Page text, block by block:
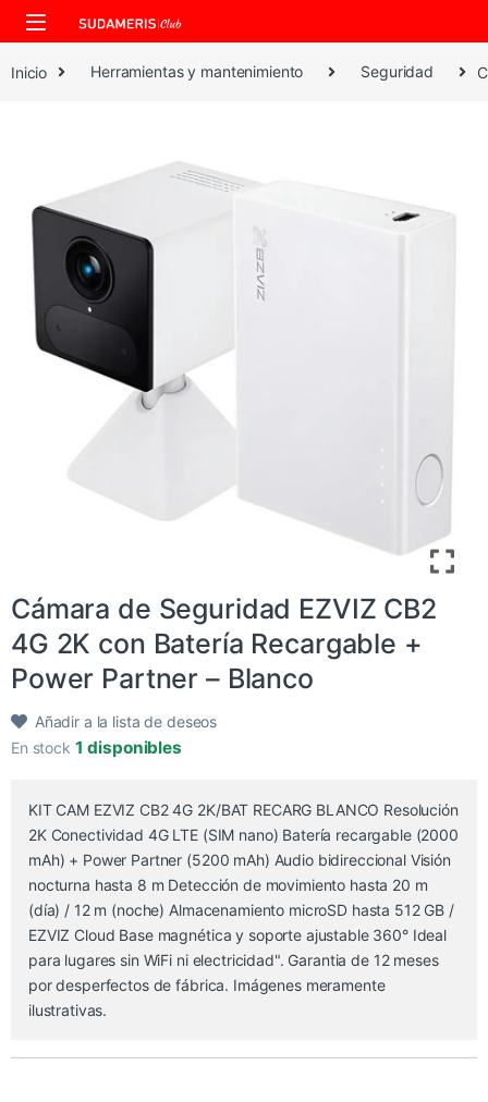
Skip to navigation
Skip to content
Inicio Herramientas y mantenimiento Seguridad
Cámara de Seguridad EZVIZ CB2
4G 2K con Batería Recargable +
Power Partner – Blanco
Añadir a la lista de deseos
En stock 1 disponibles
KIT CAM EZVIZ CB2 4G 2K/BAT RECARG BLANCO Resolución
2K Conectividad 4G LTE (SIM nano) Batería recargable (2000
mAh) + Power Partner (5200 mAh) Audio bidireccional Visión
nocturna hasta 8 m Detección de movimiento hasta 20 m
(día) / 12 m (noche) Almacenamiento microSD hasta 512 GB /
EZVIZ Cloud Base magnética y soporte ajustable 360° Ideal
para lugares sin WiFi ni electricidad". Garantia de 12 meses
por desperfectos de fábrica. Imágenes meramente
ilustrativas.